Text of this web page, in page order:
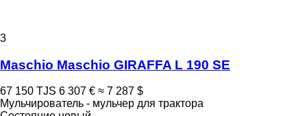
3
Maschio Maschio GIRAFFA L 190 SE
67 150 TJS 6 307 € ≈ 7 287 $
Мульчирователь - мульчер для трактора